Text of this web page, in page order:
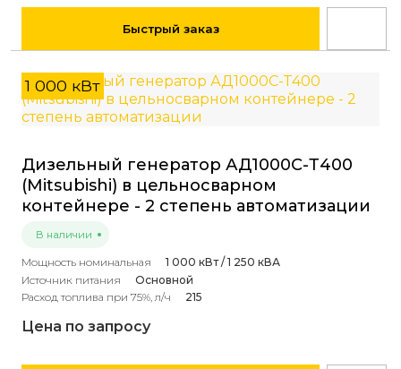
Быстрый заказ
1 000 кВт
Дизельный генератор АД1000С-Т400
(Mitsubishi) в цельносварном
контейнере - 2 степень автоматизации
В наличии
Мощность номинальная
1 000 кВт / 1 250 кВА
Источник питания
Основной
Расход топлива при 75%, л/ч
215
Цена по запросу